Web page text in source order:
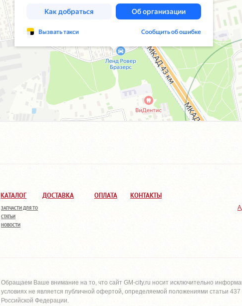
КАТАЛОГ
ЗАПЧАСТИ ДЛЯ ТО
СТАТЬИ
НОВОСТИ
ДОСТАВКА ОПЛАТА КОНТАКТЫ
Обращаем Ваше внимание на то, что сайт GM-city.ru носит исключительно
условиях не является публичной офертой, определяемой положениями статьи 437
Российской Федерации.